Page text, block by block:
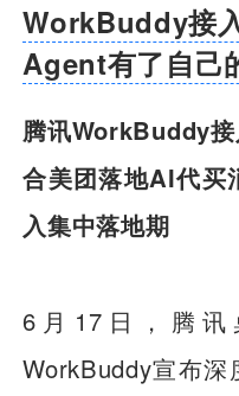
WorkBuddy接
Agent有了自己
腾讯WorkBuddy
合美团落地AI代买
入集中落地期
6月17日，腾讯
WorkBuddy宣布